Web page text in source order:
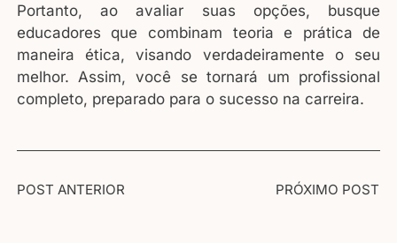
Portanto, ao avaliar suas opções, busque
educadores que combinam teoria e prática de
maneira ética, visando verdadeiramente o seu
melhor. Assim, você se tornará um profissional
completo, preparado para o sucesso na carreira.
POST ANTERIOR PRÓXIMO POST